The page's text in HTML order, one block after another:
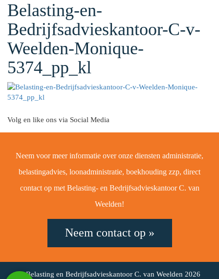
Belasting-en-
Bedrijfsadvieskantoor-C-v-
Weelden-Monique-
5374_pp_kl
Volg en like ons via Social Media
Neem voor meer informatie over onze diensten administratie,
belastingadvies, loonadministratie, boekhouding zzp, direct
contact op met Belasting- en Bedrijfsadvieskantoor C. van
Weelden!
Neem contact op »
© Belasting en Bedrijfsadvieskantoor C. van Weelden 2026